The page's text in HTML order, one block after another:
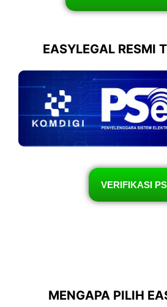
EASYLEGAL RESMI
VERIFIKASI
MENGAPA PILIH